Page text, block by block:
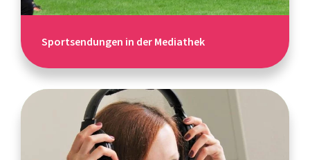
Sportsendungen in der Mediathek